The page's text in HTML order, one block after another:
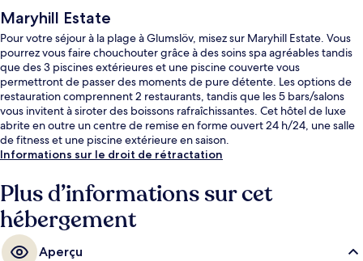
Maryhill Estate
Pour votre séjour à la plage à Glumslöv, misez sur Maryhill Estate. Vous
pourrez vous faire chouchouter grâce à des soins spa agréables tandis
que des 3 piscines extérieures et une piscine couverte vous
permettront de passer des moments de pure détente. Les options de
restauration comprennent 2 restaurants, tandis que les 5 bars/salons
vous invitent à siroter des boissons rafraîchissantes. Cet hôtel de luxe
abrite en outre un centre de remise en forme ouvert 24 h/24, une salle
de fitness et une piscine extérieure en saison.
Informations sur le droit de rétractation
Plus d’informations sur cet
hébergement
Aperçu